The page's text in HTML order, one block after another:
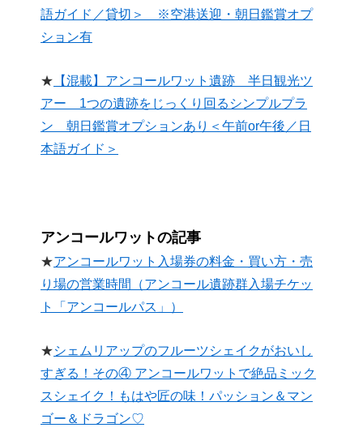
語ガイド／貸切＞ ※空港送迎・朝日鑑賞オプ
ション有
★ 【混載】アンコールワット遺跡 半日観光ツ
アー 1つの遺跡をじっくり回るシンプルプラ
ン 朝日鑑賞オプションあり＜午前or午後／日
本語ガイド＞
アンコールワットの記事
★アンコールワット入場券の料金・買い方・売
り場の営業時間（アンコール遺跡群入場チケッ
ト「アンコールパス」）
★シェムリアップのフルーツシェイクがおいし
すぎる！その④ アンコールワットで絶品ミック
スシェイク！もはや匠の味！パッション＆マン
ゴー＆ドラゴン♡